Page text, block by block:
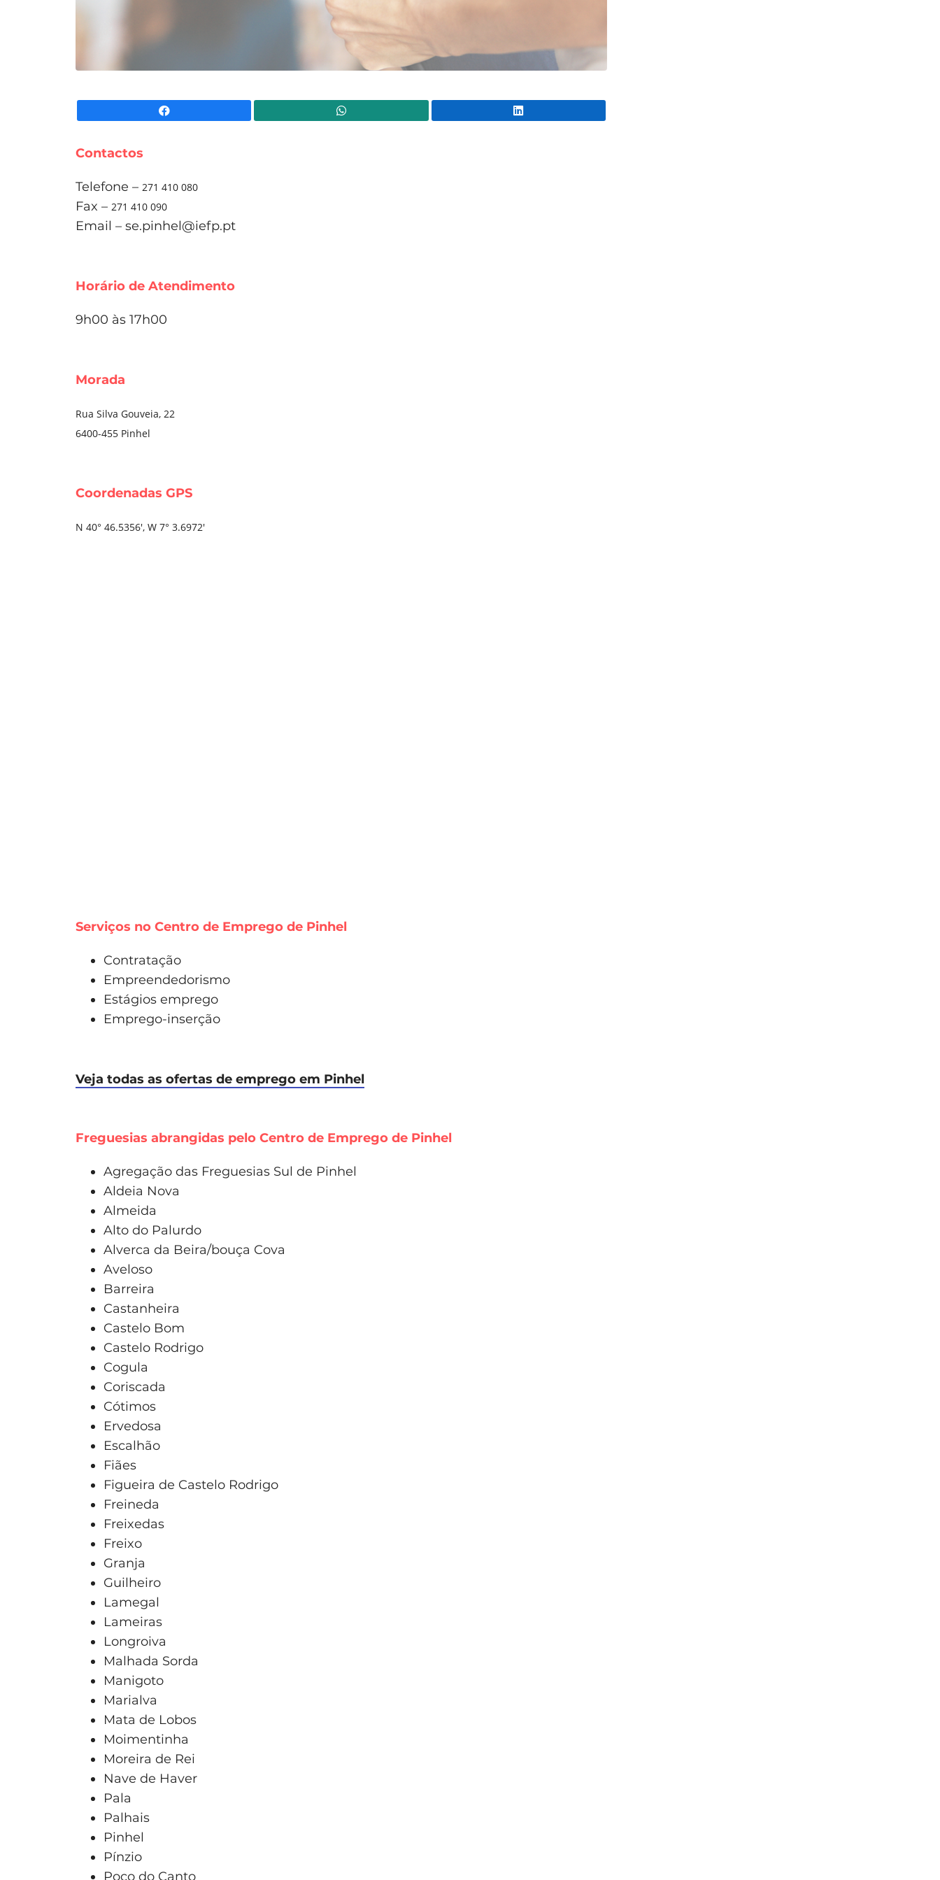
Contactos
Telefone – 271 410 080
Fax – 271 410 090
Email – se.pinhel@iefp.pt
Horário de Atendimento
9h00 às 17h00
Morada
Rua Silva Gouveia, 22
6400-455 Pinhel
Coordenadas GPS
N 40° 46.5356′, W 7° 3.6972′
Serviços no Centro de Emprego de Pinhel
Contratação
Empreendedorismo
Estágios emprego
Emprego-inserção
Veja todas as ofertas de emprego em Pinhel
Freguesias abrangidas pelo Centro de Emprego de Pinhel
Agregação das Freguesias Sul de Pinhel
Aldeia Nova
Almeida
Alto do Palurdo
Alverca da Beira/bouça Cova
Aveloso
Barreira
Castanheira
Castelo Bom
Castelo Rodrigo
Cogula
Coriscada
Cótimos
Ervedosa
Escalhão
Fiães
Figueira de Castelo Rodrigo
Freineda
Freixedas
Freixo
Granja
Guilheiro
Lamegal
Lameiras
Longroiva
Malhada Sorda
Manigoto
Marialva
Mata de Lobos
Moimentinha
Moreira de Rei
Nave de Haver
Pala
Palhais
Pinhel
Pínzio
Poço do Canto